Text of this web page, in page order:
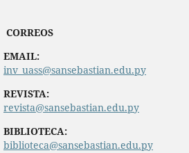
CORREOS
EMAIL:
inv_uass@sansebastian.edu.py
REVISTA:
revista@sansebastian.edu.py
BIBLIOTECA:
biblioteca@sansebastian.edu.py